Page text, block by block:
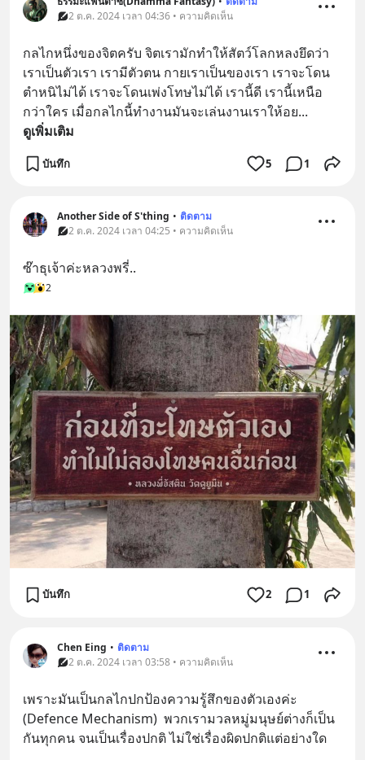
2 ต.ค. 2024 เวลา 04:36 • ความคิดเห็น
กลไกหนึ่งของจิตครับ จิตเรามักทำให้สัตว์โลกหลงยึดว่า
เราเป็นตัวเรา เรามีตัวตน กายเราเป็นของเรา เราจะโดน
ตำหนิไม่ได้ เราจะโดนเพ่งโทษไม่ได้ เรานี้ดี เรานี้เหนือ
กว่าใคร เมื่อกลไกนี้ทำงานมันจะเล่นงานเราให้อย...
ดูเพิ่มเติม
บันทึก 5 1
Another Side of S'thing • ติดตาม
2 ต.ค. 2024 เวลา 04:25 • ความคิดเห็น
ซ๊าธุเจ้าค่ะหลวงพรี่..
2
บันทึก 2 1
Chen Eing • ติดตาม
2 ต.ค. 2024 เวลา 03:58 • ความคิดเห็น
เพราะมันเป็นกลไกปกป้องความรู้สึกของตัวเองค่ะ
(Defence Mechanism)  พวกเรามวลหมู่มนุษย์ต่างก็เป็น
กันทุกคน จนเป็นเรื่องปกติ ไม่ใช่เรื่องผิดปกติแต่อย่างใด